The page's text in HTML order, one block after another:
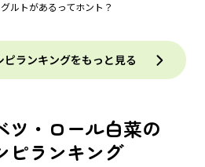
ルトがあるってホント？
ランキングをもっと見る
ツ・ロール白菜の
ピランキング